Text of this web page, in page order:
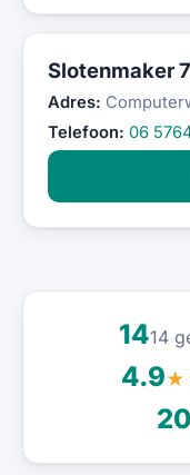
Slotenmaker
Adres:
Telefoon: 06
1414
4.9